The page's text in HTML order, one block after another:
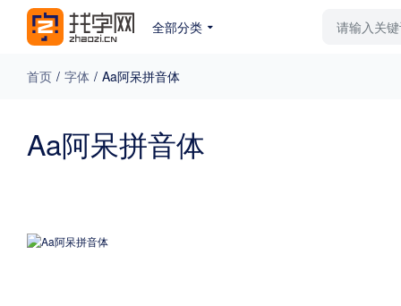
全部分类
免费下载 收费下载 更多
首页 / 字体 / Aa阿呆拼音体
Aa阿呆拼音体